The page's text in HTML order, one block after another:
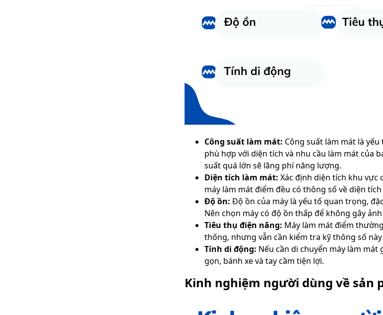
Công suất làm mát: Công suất làm mát là
phù hợp với diện tích và nhu cầu làm mát của
suất quá lớn sẽ lãng phí năng lượng.
Diện tích làm mát: Xác định diện tích khu vực
máy làm mát điểm đều có thông số về diện
Độ ồn: Độ ồn của máy là yếu tố quan trọng,
Nên chọn máy có độ ồn thấp để không gây
Tiêu thụ điện năng: Máy làm mát điểm
thống, nhưng vẫn cần kiểm tra kỹ thông số
Tính di động: Nếu cần di chuyển máy làm
gọn, bánh xe và tay cầm tiện lợi.
Kinh nghiệm người dùng về sản